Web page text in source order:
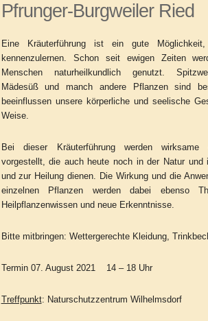
Pfrunger-Burgweiler Ried
Eine Kräuterführung ist ein gute Möglichkeit,
kennenzulernen. Schon seit ewigen Zeiten
Menschen naturheilkundlich genutzt.
Mädesüß und manch andere Pflanzen sind
beeinflussen unsere körperliche und seelische
Weise.
Bei dieser Kräuterführung werden wirksame
vorgestellt, die auch heute noch in der Natur und
und zur Heilung dienen. Die Wirkung und die
einzelnen Pflanzen werden dabei ebenso
Heilpflanzenwissen und neue Erkenntnisse.
Bitte mitbringen: Wettergerechte Kleidung,
Termin 07. August 2021 14 – 18 Uhr
Treffpunkt: Naturschutzzentrum Wilhelmsdorf